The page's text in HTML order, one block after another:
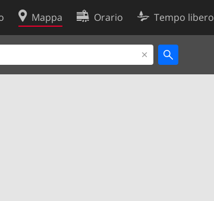
Mappa Orario Tempo libero
Politica sui cookie
Preferenze cookie